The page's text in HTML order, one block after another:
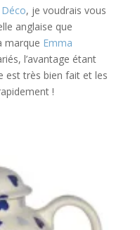
, je voudrais vous
anglaise que
marque Emma
l’avantage étant
est très bien fait et les
!